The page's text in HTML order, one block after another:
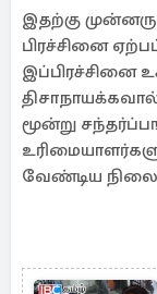
இதற்கு
பிரச்சினை
இப்பிரச்சினை
திசாநாயக்கவால்
மூன்று
வேண்டிய